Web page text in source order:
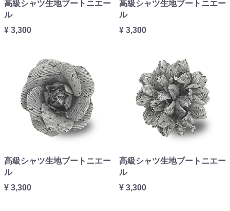
高級シャツ生地ブートニエー
ル
¥ 3,300
高級シャツ生地ブートニエー
ル
¥ 3,300
高級シャツ生地ブートニエー
ル
¥ 3,300
高級シャツ生地ブートニエー
ル
¥ 3,300